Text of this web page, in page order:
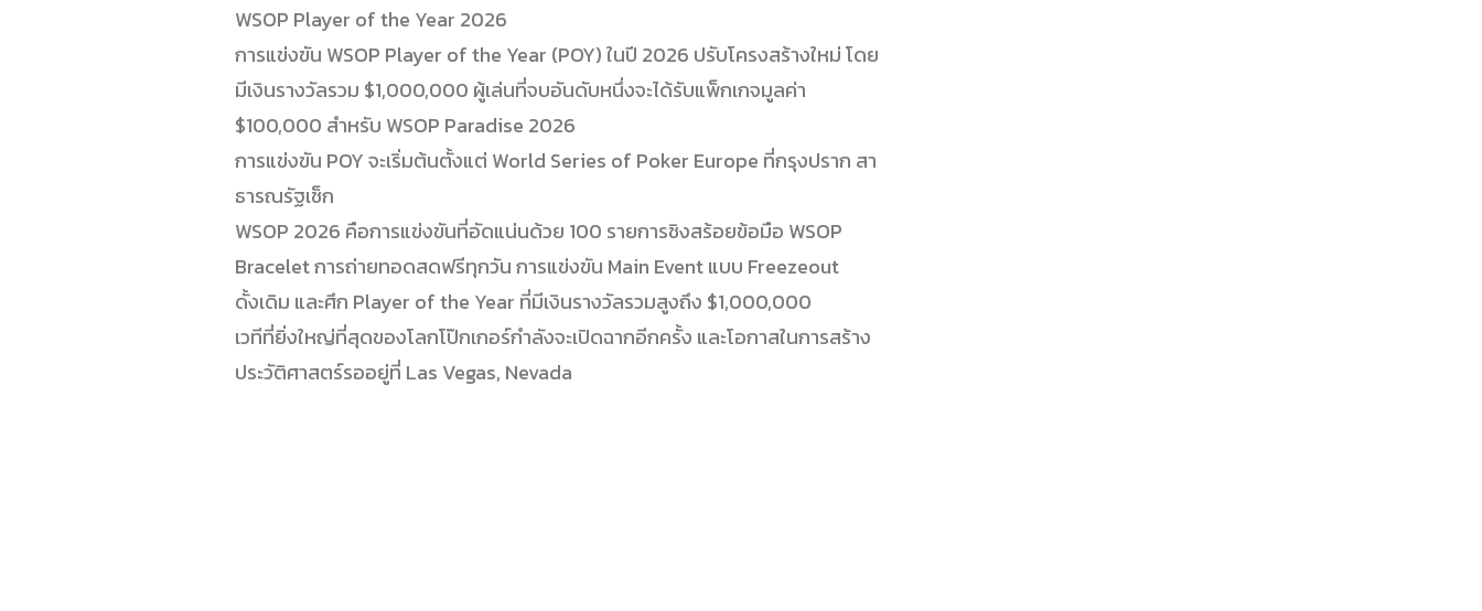
WSOP Player of the Year 2026
การแข่งขัน WSOP Player of the Year (POY) ในปี 2026 ปรับโครงสร้างใหม่ โดย
มีเงินรางวัลรวม $1,000,000 ผู้เล่นที่จบอันดับหนึ่งจะได้รับแพ็กเกจมูลค่า
$100,000 สำหรับ WSOP Paradise 2026
การแข่งขัน POY จะเริ่มต้นตั้งแต่ World Series of Poker Europe ที่กรุงปราก สา
ธารณรัฐเช็ก
WSOP 2026 คือการแข่งขันที่อัดแน่นด้วย 100 รายการชิงสร้อยข้อมือ WSOP
Bracelet การถ่ายทอดสดฟรีทุกวัน การแข่งขัน Main Event แบบ Freezeout
ดั้งเดิม และศึก Player of the Year ที่มีเงินรางวัลรวมสูงถึง $1,000,000
เวทีที่ยิ่งใหญ่ที่สุดของโลกโป๊กเกอร์กำลังจะเปิดฉากอีกครั้ง และโอกาสในการสร้าง
ประวัติศาสตร์รออยู่ที่ Las Vegas, Nevada